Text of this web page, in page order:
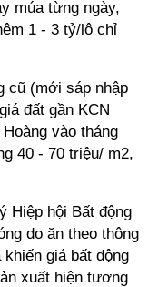
múa từng ngày,
1 - 3 tỷ/lô chỉ
cũ (mới sáp nhập
đất gần KCN
vào tháng
40 - 70 triệu/ m2,
Hiệp hội Bất động
do ăn theo thông
giá bất động
xuất hiện tương